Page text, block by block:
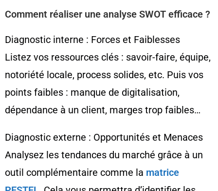
Comment réaliser une analyse SWOT efficace ?
Diagnostic interne : Forces et Faiblesses
Listez vos ressources clés : savoir-faire, équipe,
notoriété locale, process solides, etc. Puis vos
points faibles : manque de digitalisation,
dépendance à un client, marges trop faibles…
Diagnostic externe : Opportunités et Menaces
Analysez les tendances du marché grâce à un
outil complémentaire comme la matrice